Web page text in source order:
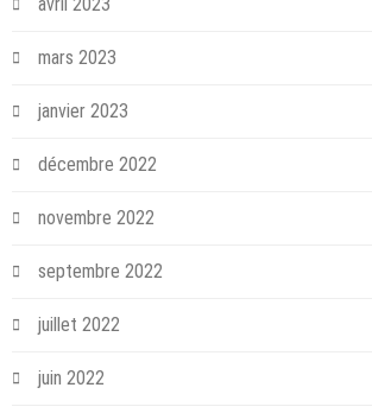
mars 2023
janvier 2023
décembre 2022
novembre 2022
septembre 2022
juillet 2022
juin 2022